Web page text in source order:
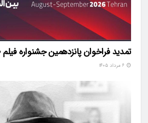
تمدید فراخوان پانزدهمین جشنواره فیلم ۱۰۰